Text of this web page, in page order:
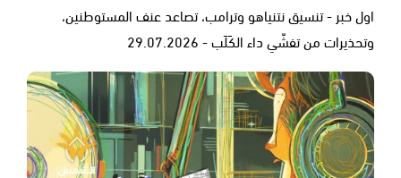
اول خبر - تنسيق نتنياهو وترامب، تصاعد عنف المستوطنين،
وتحذيرات من تفشّي داء الكَلَب - 29.07.2026